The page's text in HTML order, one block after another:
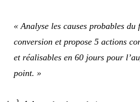
« Analyse les causes probables du
conversion et propose 5 actions
et réalisables en 60 jours pour
point. »